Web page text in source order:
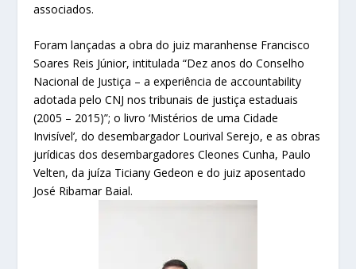
associados.
Foram lançadas a obra do juiz maranhense Francisco
Soares Reis Júnior, intitulada “Dez anos do Conselho
Nacional de Justiça – a experiência de accountability
adotada pelo CNJ nos tribunais de justiça estaduais
(2005 – 2015)”; o livro ‘Mistérios de uma Cidade
Invisível’, do desembargador Lourival Serejo, e as obras
jurídicas dos desembargadores Cleones Cunha, Paulo
Velten, da juíza Ticiany Gedeon e do juiz aposentado
José Ribamar Baial.